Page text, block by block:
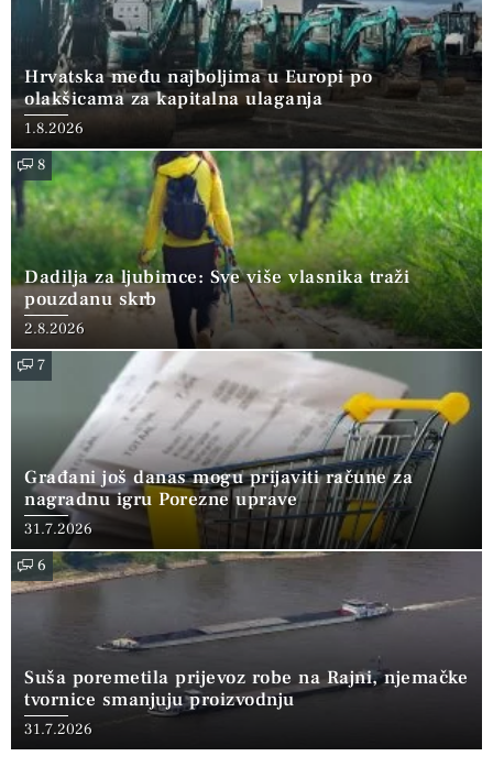
Hrvatska među najboljima u Europi po
olakšicama za kapitalna ulaganja
1.8.2026
8
Dadilja za ljubimce: Sve više vlasnika traži
pouzdanu skrb
2.8.2026
7
Građani još danas mogu prijaviti račune za
nagradnu igru Porezne uprave
31.7.2026
6
Suša poremetila prijevoz robe na Rajni, njemačke
tvornice smanjuju proizvodnju
31.7.2026